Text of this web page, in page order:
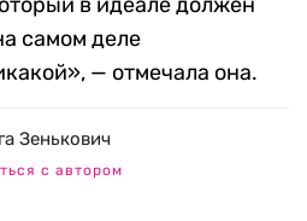
самом деле
— отмечала она.
Зенькович
с автором